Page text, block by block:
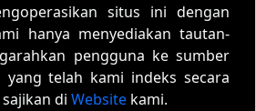
situs ini dengan
hanya menyediakan tautan-
pengguna ke sumber
telah kami indeks secara
di Website kami.